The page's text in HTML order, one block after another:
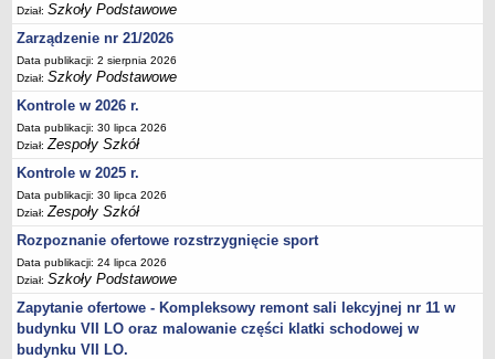
Sprawozdania
Deklaracja dostępności
PORADNIE PSYCHOLOGICZNO-PEDAGOGICZNE
Zespół Poradni
Dane podstawowe
Statut
Majątek
Godziny dyżurów
Ogłoszenia
Zarządzenia
Rejestry, ewidencje, archiwa
Kontrole
Dział:Szkoły Podstawowe
Zarządzenie nr 21/2026
Data publikacji: 2 sierpnia 2026
Dział:Szkoły Podstawowe
Kontrole w 2026 r.
Data publikacji: 30 lipca 2026
Dział:Zespoły Szkół
Kontrole w 2025 r.
Data publikacji: 30 lipca 2026
Dział:Zespoły Szkół
Rozpoznanie ofertowe rozstrzygnięcie sport
Data publikacji: 24 lipca 2026
Dział:Szkoły Podstawowe
Zapytanie ofertowe - Kompleksowy remont sali lekcyjnej nr 11 w
budynku VII LO oraz malowanie części klatki schodowej w
budynku VII LO.